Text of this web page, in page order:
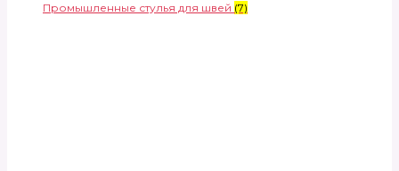
Промышленные стулья для швей (7)